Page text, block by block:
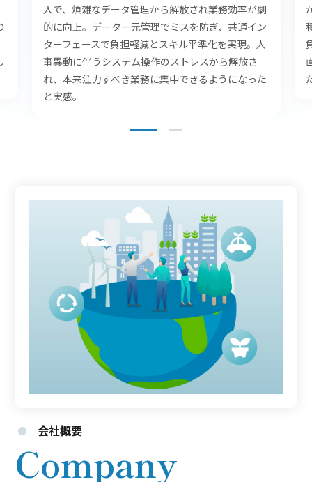
入で、煩雑なデータ管理から解放され業務効率が劇
的に向上。データ一元管理でミスを防ぎ、共通イン
ターフェースで負担軽減とスキル平準化を実現。人
事異動に伴うシステム操作のストレスから解放さ
れ、本来注力すべき業務に集中できるようになった
と実感。
会社概要
Company